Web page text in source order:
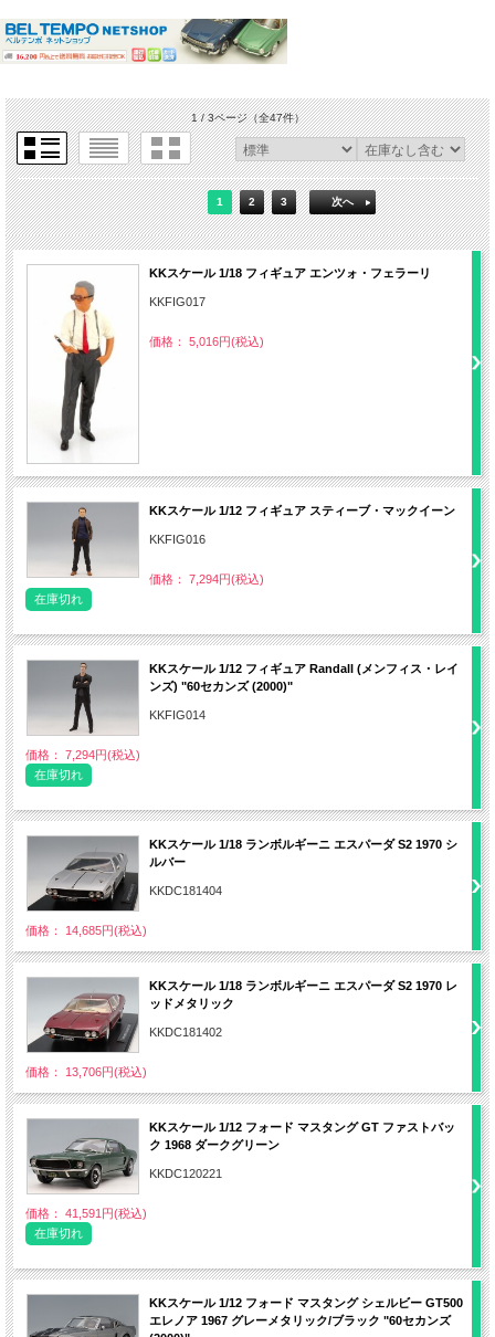
1 / 3ページ（全47件）
1 2 3 次へ
KKスケール 1/18 フィギュア エンツォ・フェラーリ
KKFIG017
価格： 5,016円(税込)
KKスケール 1/12 フィギュア スティーブ・マックイーン
KKFIG016
価格： 7,294円(税込)
在庫切れ
KKスケール 1/12 フィギュア Randall (メンフィス・レイ
ンズ) "60セカンズ (2000)"
KKFIG014
価格： 7,294円(税込)
在庫切れ
KKスケール 1/18 ランボルギーニ エスパーダ S2 1970 シ
ルバー
KKDC181404
価格： 14,685円(税込)
KKスケール 1/18 ランボルギーニ エスパーダ S2 1970 レ
ッドメタリック
KKDC181402
価格： 13,706円(税込)
KKスケール 1/12 フォード マスタング GT ファストバッ
ク 1968 ダークグリーン
KKDC120221
価格： 41,591円(税込)
在庫切れ
KKスケール 1/12 フォード マスタング シェルビー GT500
エレノア 1967 グレーメタリック/ブラック "60セカンズ